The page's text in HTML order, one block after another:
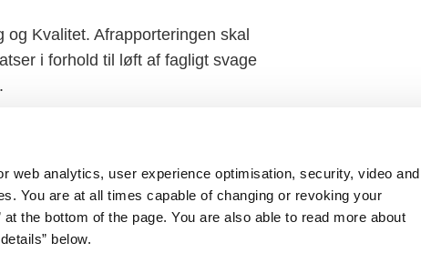
web analytics, user experience optimisation, security, video and
You are at all times capable of changing or revoking your
the bottom of the page. You are also able to read more about
below.
Kvalitet. Afrapporteringen skal
i forhold til løft af fagligt svage